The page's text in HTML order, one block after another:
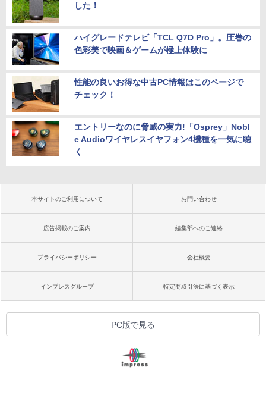
した！
ハイグレードテレビ「TCL Q7D Pro」。圧巻の
色彩美で映画＆ゲームが極上体験に
性能の良いお得な中古PC情報はこのページで
チェック！
エントリーなのに脅威の実力!「Osprey」Nobl
e Audioワイヤレスイヤフォン4機種を一気に聴
く
本サイトのご利用について お問い合わせ
広告掲載のご案内 編集部へのご連絡
プライバシーポリシー 会社概要
インプレスグループ 特定商取引法に基づく表示
PC版で見る